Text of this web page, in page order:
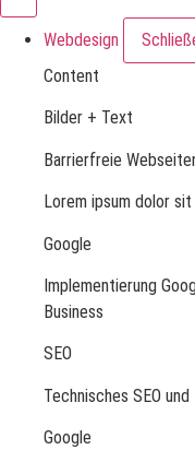
Webdesign
Content
Bilder + Text
Barrierfreie
Lorem ipsum dolor
Google
Implementierung
Business
SEO
Technisches SEO und
Google